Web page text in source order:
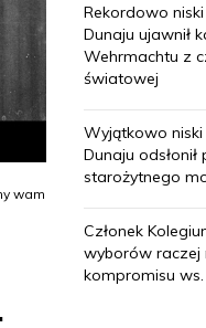
wam
Rekordowo
Dunaju ujawnił
Wehrmachtu z
światowej
Wyjątkowo
Dunaju odsłonił
starożytnego
Członek
wyborów raczej
kompromisu